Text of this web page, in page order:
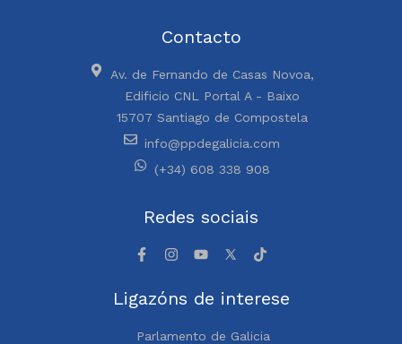
Contacto
Av. de Fernando de Casas Novoa,
Edificio CNL Portal A - Baixo
15707 Santiago de Compostela
info@ppdegalicia.com
(+34) 608 338 908
Redes sociais
Ligazóns de interese
Parlamento de Galicia